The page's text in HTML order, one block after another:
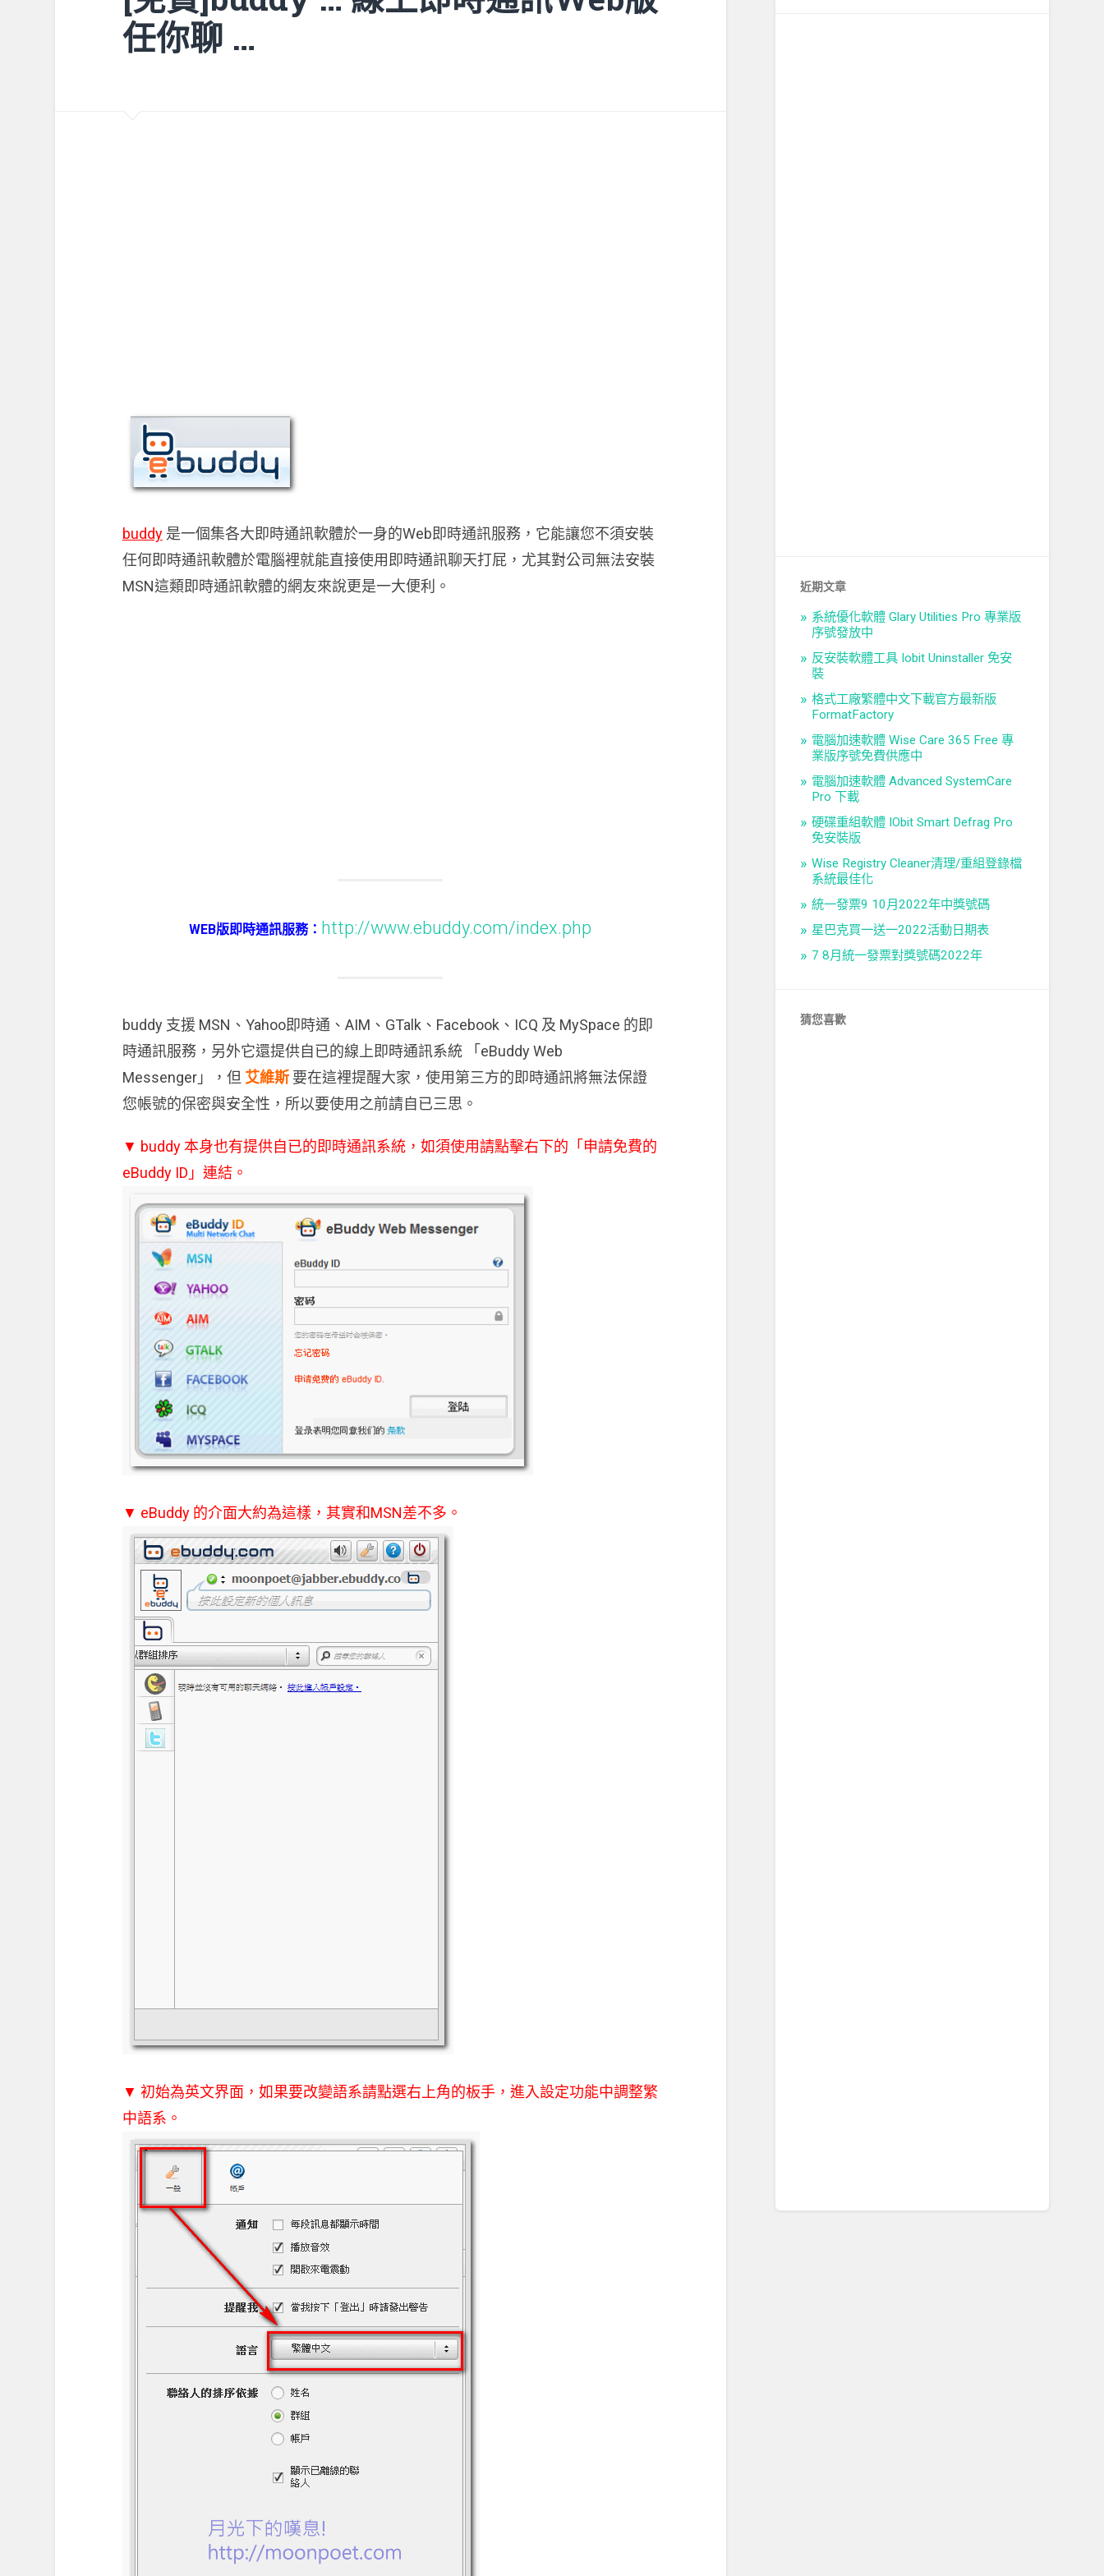
任你聊 …
buddy是一個集各大即時通訊軟體於一身的Web即時通訊服務，它能讓您不須安裝
任何即時通訊軟體於電腦裡就能直接使用即時通訊聊天打屁，尤其對公司無法安裝
MSN這類即時通訊軟體的網友來說更是一大便利。
WEB版即時通訊服務： http://www.ebuddy.com/index.php
buddy 支援 MSN、Yahoo即時通、AIM、GTalk、Facebook、ICQ 及 MySpace 的即
時通訊服務，另外它還提供自已的線上即時通訊系統 「eBuddy Web
Messenger」，但 艾維斯要在這裡提醒大家，使用第三方的即時通訊將無法保證
您帳號的保密與安全性，所以要使用之前請自已三思。
▼ buddy 本身也有提供自已的即時通訊系統，如須使用請點擊右下的「申請免費的
eBuddy ID」連結。
▼ eBuddy 的介面大約為這樣，其實和MSN差不多。
▼ 初始為英文界面，如果要改變語系請點選右上角的板手，進入設定功能中調整繁
中語系。
近期文章
系統優化軟體 Glary Utilities Pro 專業版
序號發放中
反安裝軟體工具 Iobit Uninstaller 免安
裝
格式工廠繁體中文下載官方最新版
FormatFactory
電腦加速軟體 Wise Care 365 Free 專
業版序號免費供應中
電腦加速軟體 Advanced SystemCare
Pro 下載
硬碟重組軟體 IObit Smart Defrag Pro
免安裝版
Wise Registry Cleaner清理/重組登錄檔
系統最佳化
統一發票9 10月2022年中獎號碼
星巴克買一送一2022活動日期表
7 8月統一發票對獎號碼2022年
猜您喜歡